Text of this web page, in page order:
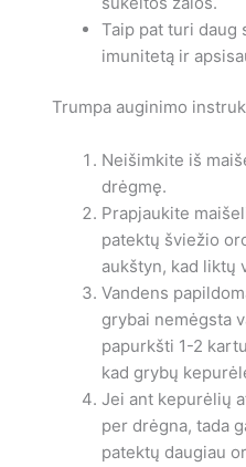
Taip pat turi daug
imunitetą ir
Trumpa auginimo
Neišimkite iš
drėgmę.
Prapjaukite
patektų šviežio
aukštyn, kad liktų
Vandens
grybai nemėgsta
papurkšti 1-2
kad grybų
Jei ant kepurėlių
per drėgna, tada
patektų daugiau